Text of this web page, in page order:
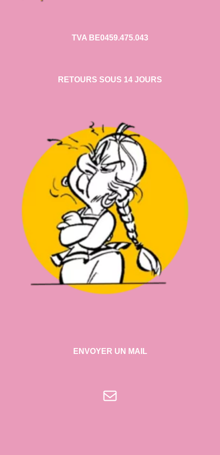
TVA BE0459.475.043
RETOURS SOUS 14 JOURS
ENVOYER UN MAIL
E-mail